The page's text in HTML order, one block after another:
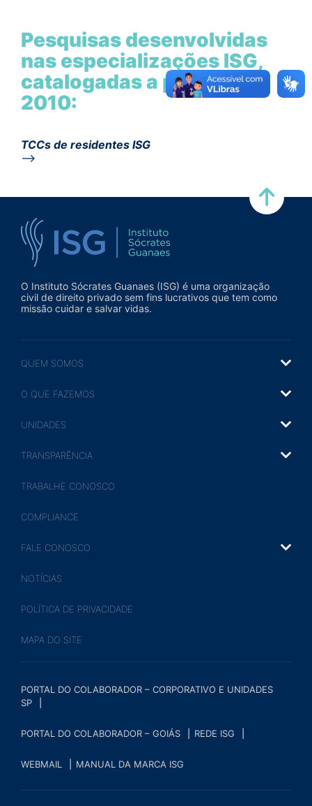
Pesquisas desenvolvidas
nas especializações ISG,
catalogadas a partir de
2010:
TCCs de residentes ISG
–>
Voltar a página inicial ISG
O Instituto Sócrates Guanaes (ISG) é uma organização
civil de direito privado sem fins lucrativos que tem como
missão cuidar e salvar vidas.
QUEM SOMOS
O QUE FAZEMOS
UNIDADES
TRANSPARÊNCIA
TRABALHE CONOSCO
COMPLIANCE
FALE CONOSCO
NOTÍCIAS
POLÍTICA DE PRIVACIDADE
MAPA DO SITE
PORTAL DO COLABORADOR – CORPORATIVO E UNIDADES
SP
PORTAL DO COLABORADOR – GOIÁS REDE ISG
WEBMAIL MANUAL DA MARCA ISG